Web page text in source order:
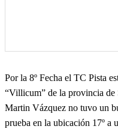
Por la 8º Fecha el TC Pista
“Villicum” de la provincia de
Martin Vázquez no tuvo un
prueba en la ubicación 17º a